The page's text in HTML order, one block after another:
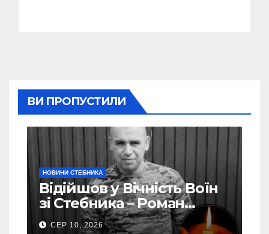
ВИ ПРОПУСТИЛИ
НОВИНИ СТЕБНИКА
Відійшов у Вічність Воїн
зі Стебника – Роман
Кучера
СЕР 10, 2026